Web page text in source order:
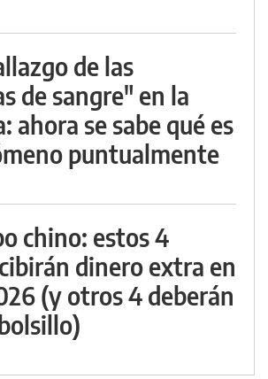
de las
de sangre" en la
ahora se sabe qué es
puntualmente
chino: estos 4
dinero extra en
(y otros 4 deberán